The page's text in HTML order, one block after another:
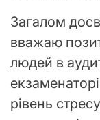
Загалом
вважаю
людей в
рівень